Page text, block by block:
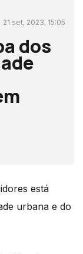
21 set, 2023, 15:05
dos
está
urbana e do